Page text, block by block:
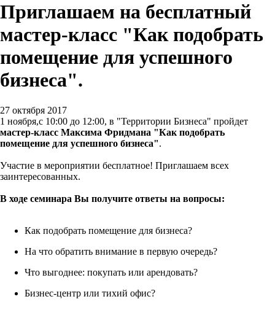
Приглашаем на бесплатный
мастер-класс "Как подобрать
помещение для успешного
бизнеса".
27 октября 2017
1 ноября,с 10:00 до 12:00, в "Территории Бизнеса" пройдет
мастер-класс Максима Фридмана "Как подобрать
помещение для успешного бизнеса".
Участие в мероприятии бесплатное! Приглашаем всех
заинтересованных.
В ходе семинара Вы получите ответы на вопросы:
Как подобрать помещение для бизнеса?
На что обратить внимание в первую очередь?
Что выгоднее: покупать или арендовать?
Бизнес-центр или тихий офис?